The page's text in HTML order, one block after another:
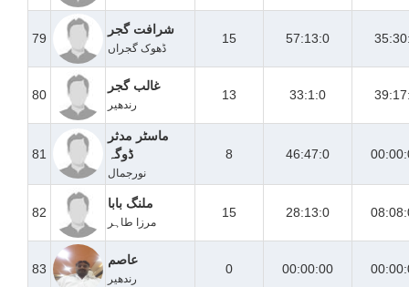
79
شرافت گجر
ڈھوک گجراں
15 57:13:0
80
غالب گجر
رندھیر
13 33:1:0
81
ماسٹر مدثر
ڈوگہ
نورجمال
8 46:47:0
82
ملنگ بابا
مرزا طاہر
15 28:13:0
83
عاصم
رندھیر
0 00:00:00